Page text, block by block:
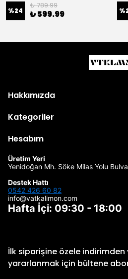
%24
₺ 789.99
₺ 599.99 %
Hakkımızda
Kategoriler
Hesabım
Üretim Yeri
Yenidoğan Mh. Söke Milas Yolu
Destek Hattı
0542 426 60 82
info@vatkalimon.com
Hafta İçi: 09:30 - 18:00
İlk siparişine özele
yararlanmak için bültene